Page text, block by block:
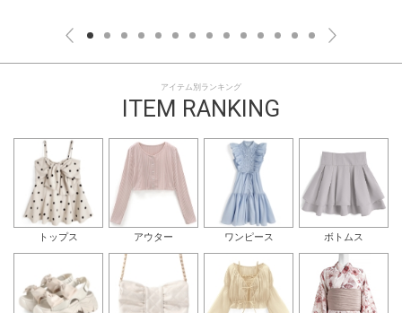
アイテム別ランキング
ITEM RANKING
トップス アウター ワンピース ボトムス